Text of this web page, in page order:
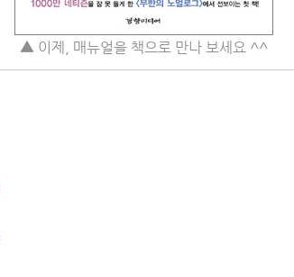
▲ 이제, 매뉴얼을 책으로 만나 보세요 ^^